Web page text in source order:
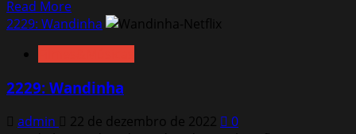
Read MoreRead
more
2229: Wandinha
2229: Wandinha
admin 22 de dezembro de 2022
0